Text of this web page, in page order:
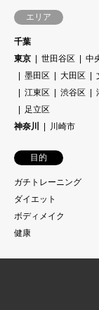
エリア
千葉
東京
世田谷区 中
墨田区
大田区
江東区
渋谷区
足立区
神奈川
川崎市
目的
ガチトレーニング
ダイエット
ボディメイク
健康